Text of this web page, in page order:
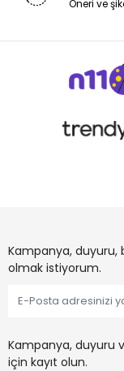
Öneri ve
Kampanya,
olmak istiyorum.
Kampanya, duyuru
için kayıt olun.